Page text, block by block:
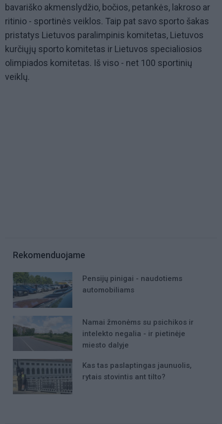
bavariško akmenslydžio, bočios, petankės, lakroso ar
ritinio - sportinės veiklos. Taip pat savo sporto šakas
pristatys Lietuvos paralimpinis komitetas, Lietuvos
kurčiųjų sporto komitetas ir Lietuvos specialiosios
olimpiados komitetas. Iš viso - net 100 sportinių
veiklų.
Rekomenduojame
Pensijų pinigai - naudotiems
automobiliams
Namai žmonėms su psichikos ir
intelekto negalia - ir pietinėje
miesto dalyje
Kas tas paslaptingas jaunuolis,
rytais stovintis ant tilto?